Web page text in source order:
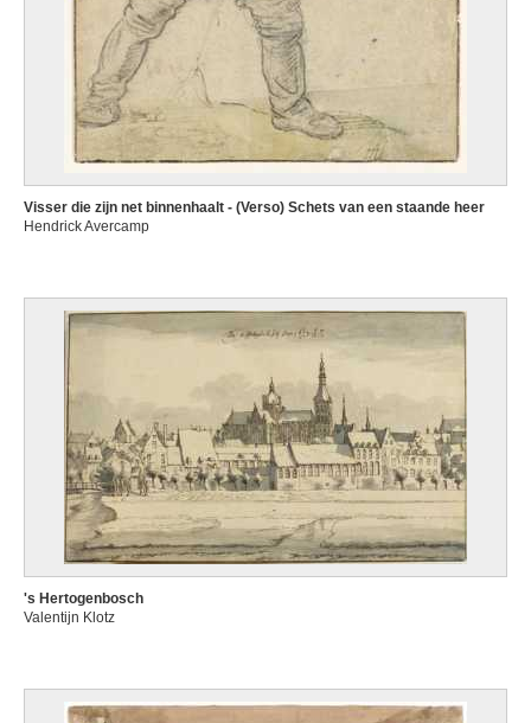
Visser die zijn net binnenhaalt - (Verso) Schets van een staande heer
Hendrick Avercamp
's Hertogenbosch
Valentijn Klotz